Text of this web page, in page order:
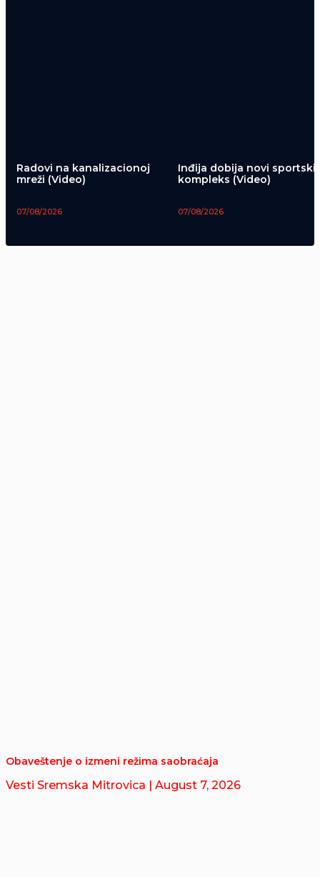
Radovi na kanalizacionoj
mreži (Video)
07/08/2026
Inđija dobija novi sportski
kompleks (Video)
07/08/2026
Obaveštenje o izmeni režima saobraćaja
Vesti Sremska Mitrovica | August 7, 2026